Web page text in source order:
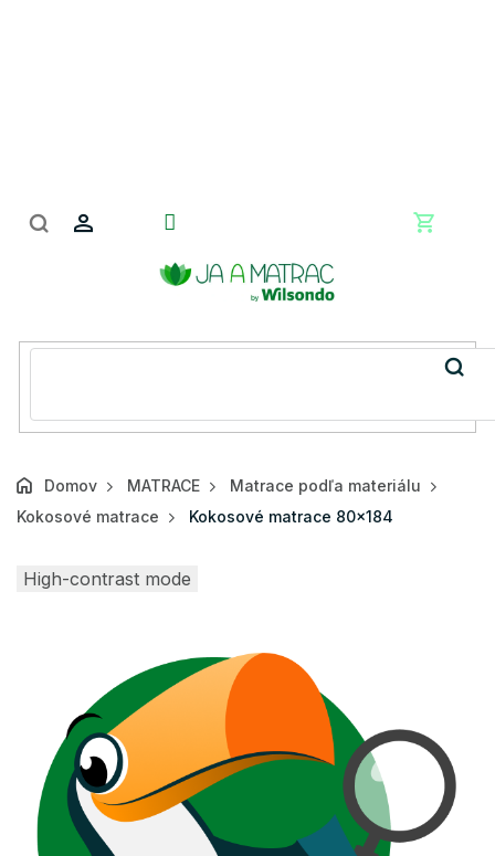
Domov MATRACE
Matrace podľa materiálu
Kokosové matrace
Kokosové matrace 80x184
High-contrast mode